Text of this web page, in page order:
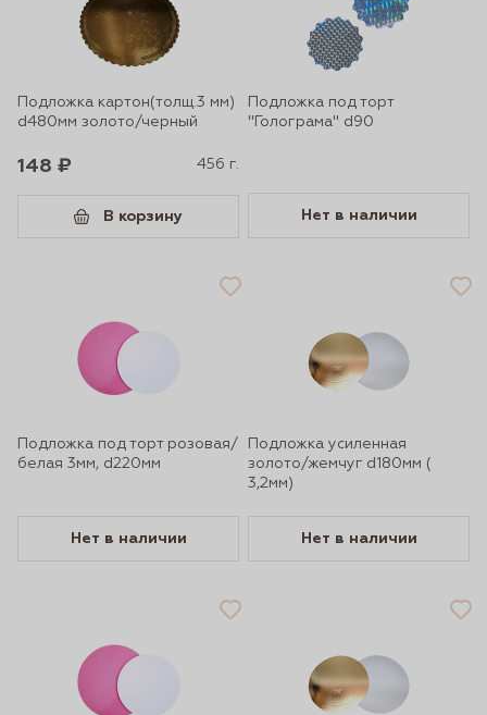
Подложка картон(толщ.3 мм)
d480мм золото/черный
148 ₽ 456 г.
В корзину
Подложка под торт
"Голограма" d90
Нет в наличии
Подложка под торт розовая/
белая 3мм, d220мм
Нет в наличии
Подложка усиленная
золото/жемчуг d180мм (
3,2мм)
Нет в наличии